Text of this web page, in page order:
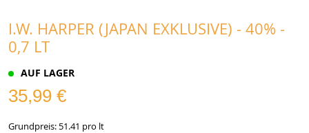
I.W. HARPER (JAPAN EXKLUSIVE) - 40% -
0,7 LT
AUF LAGER
35,99 €
Grundpreis: 51.41 pro lt